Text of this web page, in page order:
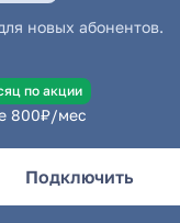
новых абонентов.
по акции
800₽/мес
Подключить